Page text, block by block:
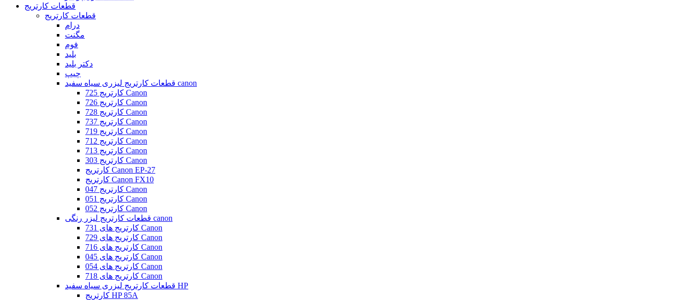
قطعات کارتریج
قطعات کارتریج
درام
مگنت
فوم
بلید
دکتر بلید
چیپ
قطعات کارتریج لیزری سیاه سفید canon
کارتریج 725 Canon
کارتریج 726 Canon
کارتریج 728 Canon
کارتریج 737 Canon
کارتریج 719 Canon
کارتریج 712 Canon
کارتریج 713 Canon
کارتریج 303 Canon
کارتریج Canon EP-27
کارتریج Canon FX10
کارتریج 047 Canon
کارتریج 051 Canon
کارتریج 052 Canon
قطعات کارتریج لیزر رنگی canon
کارتریج های 731 Canon
کارتریج های 729 Canon
کارتریج های 716 Canon
کارتریج های 045 Canon
کارتریج های 054 Canon
کارتریج های 718 Canon
قطعات کارتریج لیزری سیاه سفید HP
کارتریج HP 85A